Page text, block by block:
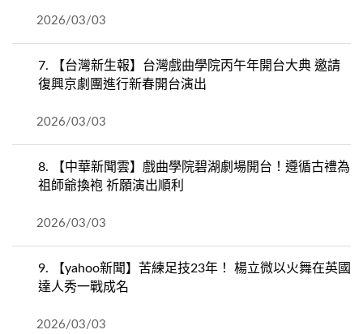
2026/03/03
7.
【台灣新生報】台灣戲曲學院丙午年開台大典 邀請
復興京劇團進行新春開台演出
2026/03/03
8.
【中華新聞雲】戲曲學院碧湖劇場開台！遵循古禮為
祖師爺換袍 祈願演出順利
2026/03/03
9.
【yahoo新聞】苦練足技23年！ 楊立微以火舞在英國
達人秀一戰成名
2026/03/03